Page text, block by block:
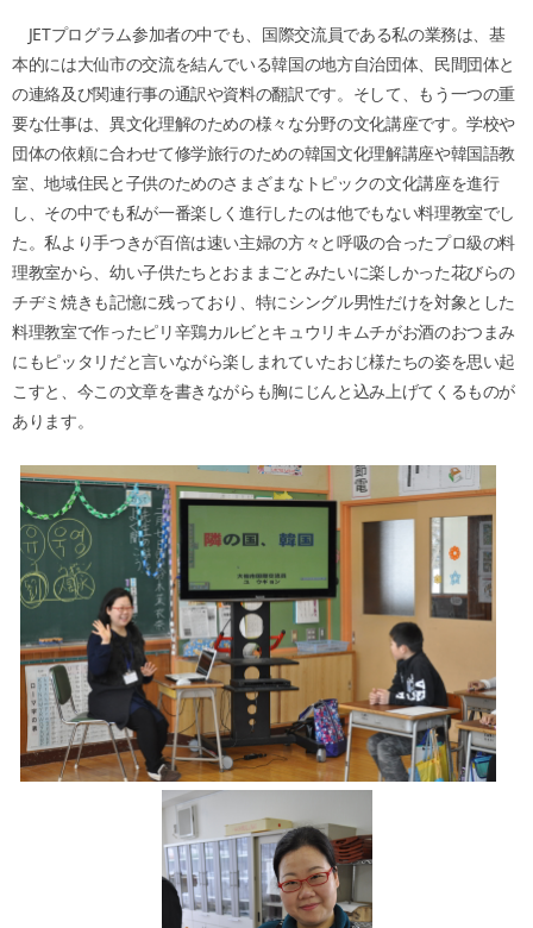
JETプログラム参加者の中でも、国際交流員である私の業務は、基
本的には大仙市の交流を結んでいる韓国の地方自治団体、民間団体と
の連絡及び関連行事の通訳や資料の翻訳です。そして、もう一つの重
要な仕事は、異文化理解のための様々な分野の文化講座です。学校や
団体の依頼に合わせて修学旅行のための韓国文化理解講座や韓国語教
室、地域住民と子供のためのさまざまなトピックの文化講座を進行
し、その中でも私が一番楽しく進行したのは他でもない料理教室でし
た。私より手つきが百倍は速い主婦の方々と呼吸の合ったプロ級の料
理教室から、幼い子供たちとおままごとみたいに楽しかった花びらの
チヂミ焼きも記憶に残っており、特にシングル男性だけを対象とした
料理教室で作ったピリ辛鶏カルビとキュウリキムチがお酒のおつまみ
にもピッタリだと言いながら楽しまれていたおじ様たちの姿を思い起
こすと、今この文章を書きながらも胸にじんと込み上げてくるものが
あります。